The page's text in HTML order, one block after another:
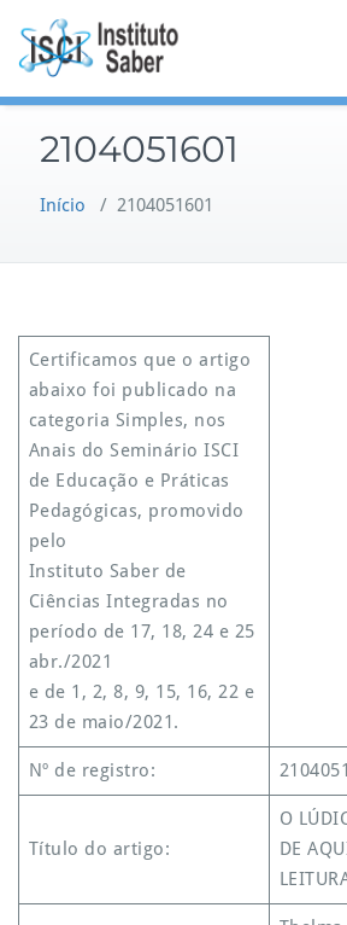
content
2104051601
Início / 2104051601
Certificamos que o artigo
abaixo foi publicado na
categoria Simples, nos
Anais do Seminário ISCI
de Educação e Práticas
Pedagógicas, promovido
pelo
Instituto Saber de
Ciências Integradas no
período de 17, 18, 24 e 25
abr./2021
e de 1, 2, 8, 9, 15, 16, 22 e
23 de maio/2021.
Nº de registro:
Título do artigo:
O
DE